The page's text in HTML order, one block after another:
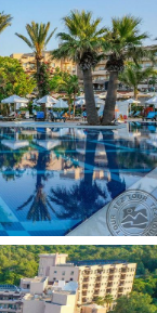
Room)
papildomi
(24